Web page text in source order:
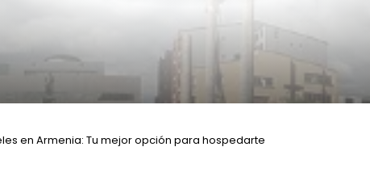
en Armenia: Tu mejor opción para hospedarte